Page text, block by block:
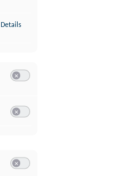
Details
zu Google Analytics